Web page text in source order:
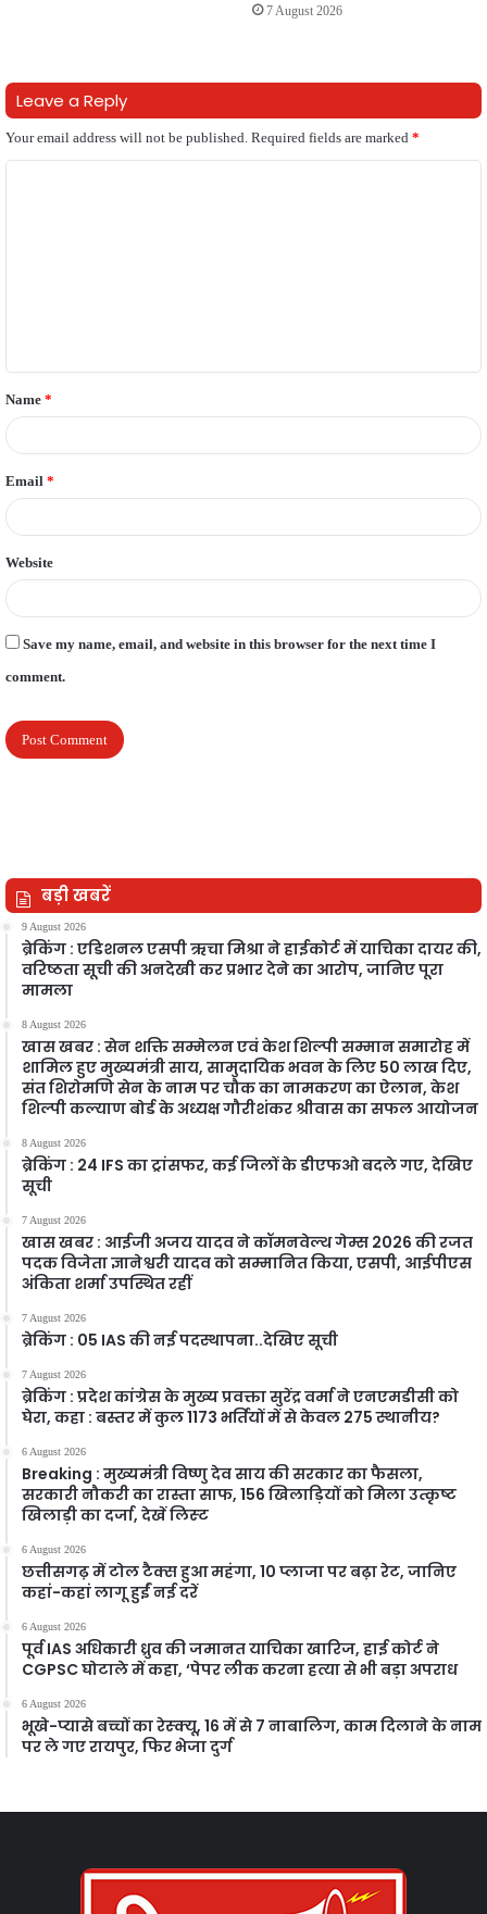
7 August 2026
Leave a Reply
Your email address will not be published. Required fields are marked *
t
*
Name *
Email *
Website
Save my name, email, and website in this browser for the next time I
comment.
बड़ी खबरें
9 August 2026
ब्रेकिंग : एडिशनल एसपी ऋचा मिश्रा ने हाईकोर्ट में याचिका दायर की,
वरिष्ठता सूची की अनदेखी कर प्रभार देने का आरोप, जानिए पूरा
मामला
8 August 2026
खास खबर : सेन शक्ति सम्मेलन एवं केश शिल्पी सम्मान समारोह में
शामिल हुए मुख्यमंत्री साय, सामुदायिक भवन के लिए 50 लाख दिए,
संत शिरोमणि सेन के नाम पर चौक का नामकरण का ऐलान, केश
शिल्पी कल्याण बोर्ड के अध्यक्ष गौरीशंकर श्रीवास का सफल आयोजन
8 August 2026
ब्रेकिंग : 24 IFS का ट्रांसफर, कई जिलों के डीएफओ बदले गए, देखिए
सूची
7 August 2026
खास खबर : आईजी अजय यादव ने कॉमनवेल्थ गेम्स 2026 की रजत
पदक विजेता ज्ञानेश्वरी यादव को सम्मानित किया, एसपी, आईपीएस
अंकिता शर्मा उपस्थित रहीं
7 August 2026
ब्रेकिंग : 05 IAS की नई पदस्थापना..देखिए सूची
7 August 2026
ब्रेकिंग : प्रदेश कांग्रेस के मुख्य प्रवक्ता सुरेंद्र वर्मा ने एनएमडीसी को
घेरा, कहा : बस्तर में कुल 1173 भर्तियों में से केवल 275 स्थानीय?
6 August 2026
Breaking : मुख्यमंत्री विष्णु देव साय की सरकार का फैसला,
सरकारी नौकरी का रास्ता साफ, 156 खिलाड़ियों को मिला उत्कृष्ट
खिलाड़ी का दर्जा, देखें लिस्‍ट
6 August 2026
छत्तीसगढ़ में टोल टैक्स हुआ महंगा, 10 प्लाजा पर बढ़ा रेट, जानिए
कहां-कहां लागू हुईं नई दरें
6 August 2026
पूर्व IAS अधिकारी ध्रुव की जमानत याचिका खारिज, हाई कोर्ट ने
CGPSC घोटाले में कहा, ‘पेपर लीक करना हत्या से भी बड़ा अपराध
6 August 2026
भूखे-प्यासे बच्चों का रेस्क्यू, 16 में से 7 नाबालिग, काम दिलाने के नाम
पर ले गए रायपुर, फिर भेजा दुर्ग